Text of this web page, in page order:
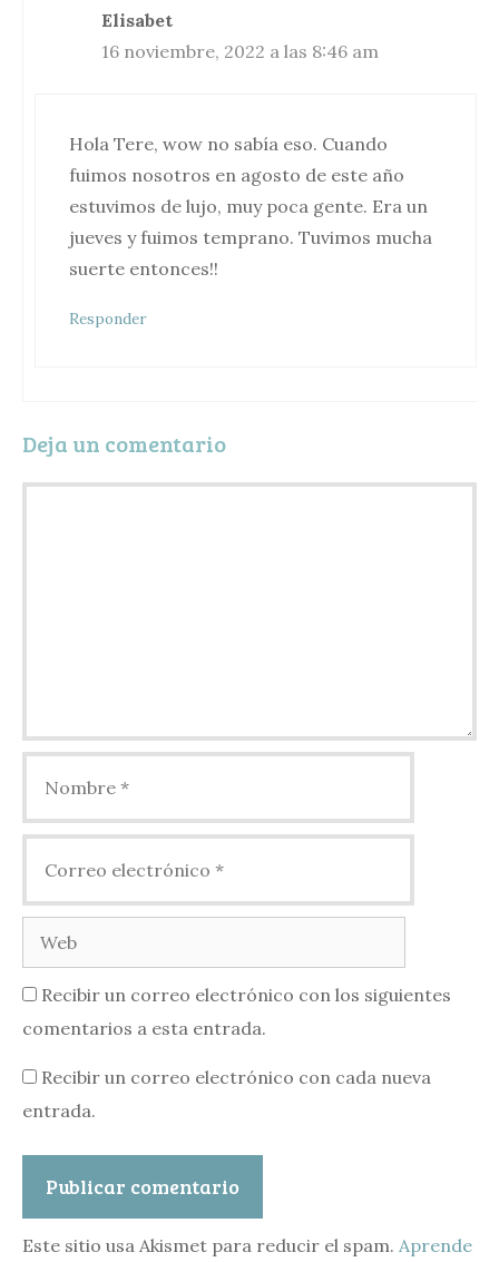
Elisabet
16 noviembre, 2022 a las 8:46 am
Hola Tere, wow no sabía eso. Cuando
fuimos nosotros en agosto de este año
estuvimos de lujo, muy poca gente. Era un
jueves y fuimos temprano. Tuvimos mucha
suerte entonces!!
Responder
Deja un comentario
electrónico
Web
Recibir un correo electrónico con los siguientes
comentarios a esta entrada.
Recibir un correo electrónico con cada nueva
entrada.
Este sitio usa Akismet para reducir el spam. Aprende